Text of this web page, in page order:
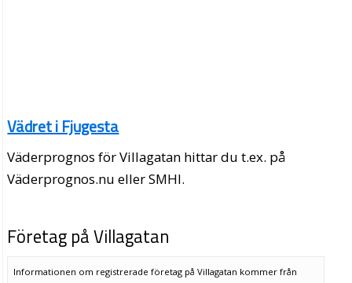
Vädret i Fjugesta
Väderprognos för Villagatan hittar du t.ex. på
Väderprognos.nu eller SMHI.
Företag på Villagatan
Informationen om registrerade företag på Villagatan kommer från